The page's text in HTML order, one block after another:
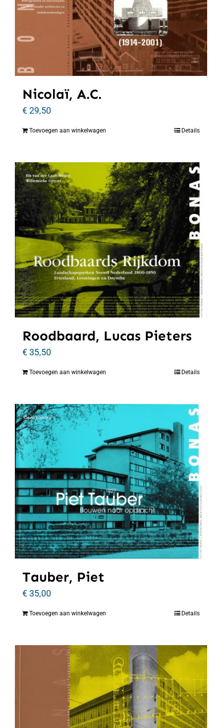
Nicolaï, A.C.
€29,50
Toevoegen aan winkelwagen Details
Roodbaard, Lucas Pieters
€35,50
Toevoegen aan winkelwagen Details
Tauber, Piet
€35,00
Toevoegen aan winkelwagen Details